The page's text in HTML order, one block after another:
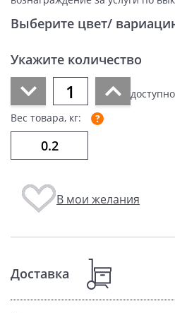
Выберите цвет/
Укажите количество
доступно
Вес товара, кг:
В мои желания
Доставка